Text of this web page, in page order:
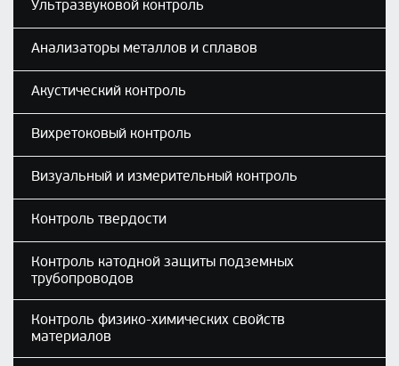
Ультразвуковой контроль
Анализаторы металлов и сплавов
Акустический контроль
Вихретоковый контроль
Визуальный и измерительный контроль
Контроль твердости
Контроль катодной защиты подземных
трубопроводов
Контроль физико-химических свойств
материалов